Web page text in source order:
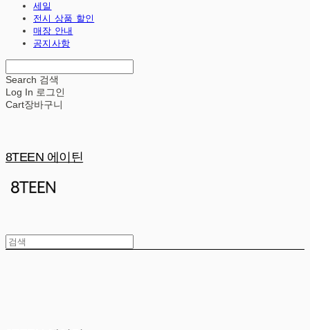
세일
전시 상품 할인
매장 안내
공지사항
Search 검색
Log In 로그인
Cart장바구니
8TEEN 에이틴